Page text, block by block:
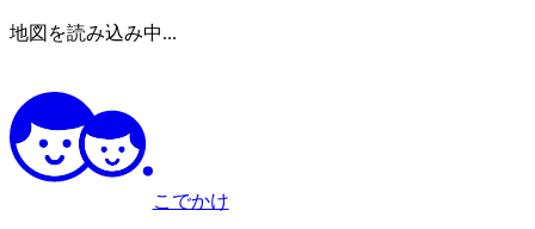
地図を読み込み中...
こでかけ